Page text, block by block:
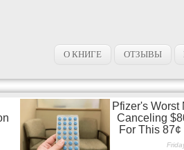
О КНИГЕ ОТЗЫВЫ